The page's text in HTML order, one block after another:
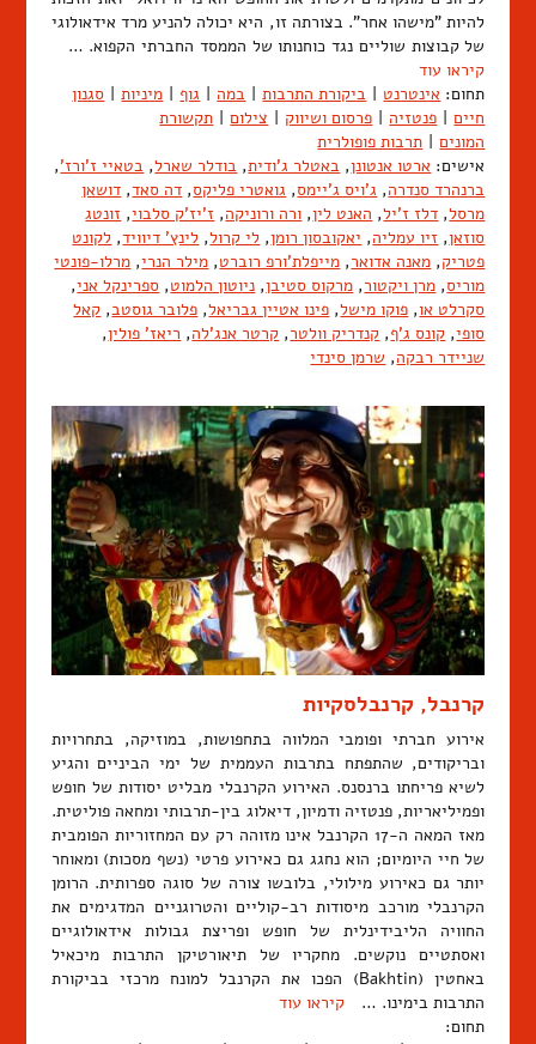
להיות "מישהו אחר". בצורתה זו, היא יכולה להניע מרד אידאולוגי
של קבוצות שוליים נגד כוחנותו של הממסד החברתי הקפוא. …
קיראו עוד
תחום: אינטרנט ביקורת התרבות במה גוף מיניות
סגנון
חיים
פנטזיה פרסום ושיווק צילום
תקשורת
המונים
תרבות פופולרית
אישים: ארטו אנטונן, באטלר ג'ודית, בודלר שארל, בטאיי ז'ורז',
ברנהרד סנדרה, ג'ויס ג'יימס, גואטרי פליקס, דה סאד, דושאן
מרסל, דלז ז'יל, האנט לין, ורה ורוניקה, ז'יז'ק סלבוי, זונטג
סוזאן, זיו עמליה, יאקובסון רומן, לי קרול, לינץ' דיוויד, לקונט
פטריק, מאנה אדואר, מייפלת'ורפ רוברט, מילר הנרי, מרלו-פונטי
מוריס, מרן ויקטור, מרקוס סטיבן, ניוטון הלמוט, ספרינקל אני,
סקרלט או, פוקו מישל, פינו אטיין גבריאל, פלובר גוסטב, קאל
סופי, קונס ג'ף, קנדריק וולטר, קרטר אנג'לה, ריאז' פולין,
שניידר רבקה, שרמן סינדי
קרנבל, קרנבלסקיות
אירוע חברתי ופומבי המלווה בתחפושות, במוזיקה, בתחרויות
ובריקודים, שהתפתח בתרבות העממית של ימי הביניים והגיע
לשיא פריחתו ברנסנס. האירוע הקרנבלי מבליט יסודות של חופש
ופמיליאריות, פנטזיה ודמיון, דיאלוג בין-תרבותי ומחאה פוליטית.
מאז המאה ה-17 הקרנבל אינו מזוהה רק עם המחזוריות הפומבית
של חיי היומיום; הוא נחגג גם כאירוע פרטי (נשף מסכות) ומאוחר
יותר גם כאירוע מילולי, בלובשו צורה של סוגה ספרותית. הרומן
הקרנבלי מורכב מיסודות רב-קוליים והטרוגניים המדגימים את
החוויה הליבידינלית של חופש ופריצת גבולות אידאולוגיים
ואסתטיים נוקשים. מחקריו של תיאורטיקן התרבות מיכאיל
באחטין (Bakhtin) הפכו את הקרנבל למונח מרכזי בביקורת
התרבות בימינו. … קיראו עוד
תחום: